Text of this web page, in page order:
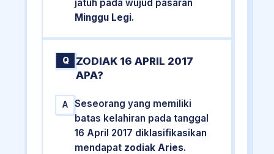
jatuh pada wujud pasaran
Minggu Legi.
Q
ZODIAK 16 APRIL 2017
APA?
A
Seseorang yang memiliki
batas kelahiran pada tanggal
16 April 2017 diklasifikasikan
mendapat zodiak Aries.